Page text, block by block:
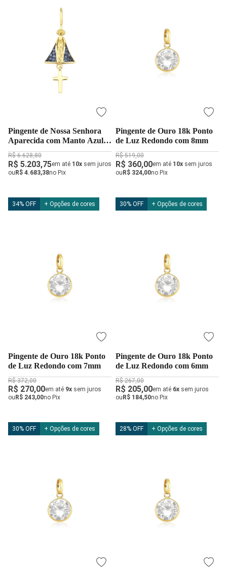
Pingente de Nossa Senhora
Aparecida com Manto Azul
em Safira - Ouro 18k - 750
R$ 6.628,80
R$ 5.203,75em até 10x sem juros
ouR$ 4.683,38no Pix
Pingente de Ouro 18k Ponto
de Luz Redondo com 8mm
R$ 519,00
R$ 360,00em até 10x sem juros
ouR$ 324,00no Pix
34% OFF + Opções de cores
Pingente de Ouro 18k Ponto
de Luz Redondo com 7mm
R$ 372,00
R$ 270,00em até 9x sem juros
ou R$ 243,00no Pix
30% OFF + Opções de cores
Pingente de Ouro 18k Ponto
de Luz Redondo com 6mm
R$ 267,00
R$ 205,00em até 6x sem juros
ou R$ 184,50no Pix
30% OFF + Opções de cores 28% OFF + Opções de cores